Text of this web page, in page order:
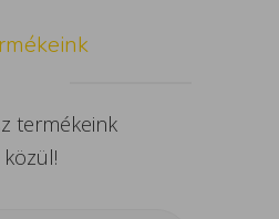
termékeink
közül!